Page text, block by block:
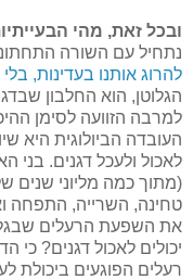
ובכל זאת, מהי
נתחיל עם השורה
להרוג אותנו בעדינות,
הגלוטן, הוא החלבון
למרבה הזוועה לסימן
העובדה הביולוגית היא
(מתוך כמה מליוני שנים
טחינה, השרייה, התפחה
את השפעת הרעלים
יכולים לאכול דגנים? כי
רעלים הפוגעים ביכולת